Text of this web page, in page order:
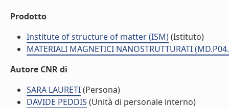
Prodotto
Institute of structure of matter (ISM)(Istituto)
MATERIALI MAGNETICI NANOSTRUTTURATI
Autore CNR di
SARA LAURETI(Persona)
DAVIDE PEDDIS (Unità di personale interno)